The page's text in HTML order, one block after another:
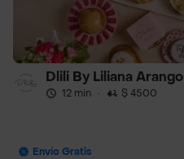
Dlili By Liliana Arango
12 min · $ 4500
Envío Gratis